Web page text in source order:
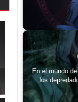
En el mundo
los